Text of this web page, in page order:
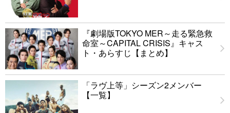
『劇場版TOKYO MER～走る緊急救
命室～CAPITAL CRISIS』キャス
ト・あらすじ【まとめ】
「ラヴ上等」シーズン2メンバー
【一覧】